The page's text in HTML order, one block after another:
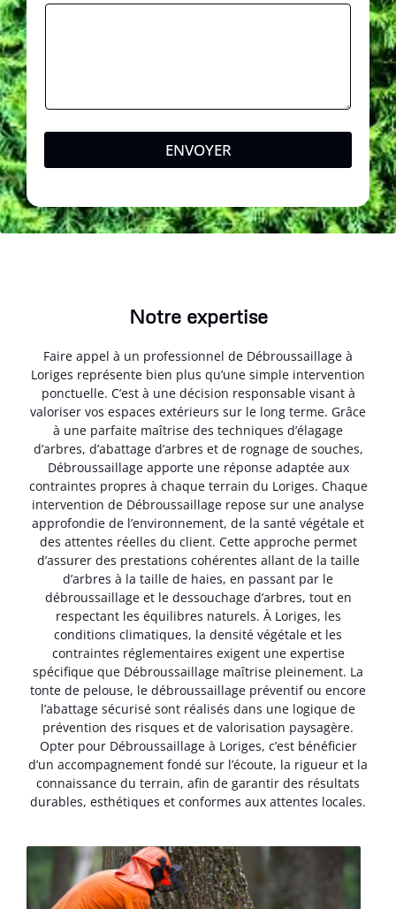
ENVOYER
Notre expertise
Faire appel à un professionnel de Débroussaillage à
Loriges représente bien plus qu’une simple intervention
ponctuelle. C’est à une décision responsable visant à
valoriser vos espaces extérieurs sur le long terme. Grâce
à une parfaite maîtrise des techniques d’élagage
d’arbres, d’abattage d’arbres et de rognage de souches,
Débroussaillage apporte une réponse adaptée aux
contraintes propres à chaque terrain du Loriges. Chaque
intervention de Débroussaillage repose sur une analyse
approfondie de l’environnement, de la santé végétale et
des attentes réelles du client. Cette approche permet
d’assurer des prestations cohérentes allant de la taille
d’arbres à la taille de haies, en passant par le
débroussaillage et le dessouchage d’arbres, tout en
respectant les équilibres naturels. À Loriges, les
conditions climatiques, la densité végétale et les
contraintes réglementaires exigent une expertise
spécifique que Débroussaillage maîtrise pleinement. La
tonte de pelouse, le débroussaillage préventif ou encore
l’abattage sécurisé sont réalisés dans une logique de
prévention des risques et de valorisation paysagère.
Opter pour Débroussaillage à Loriges, c’est bénéficier
d’un accompagnement fondé sur l’écoute, la rigueur et la
connaissance du terrain, afin de garantir des résultats
durables, esthétiques et conformes aux attentes locales.